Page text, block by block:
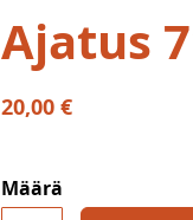
Ajatus
20,00 €
Määrä